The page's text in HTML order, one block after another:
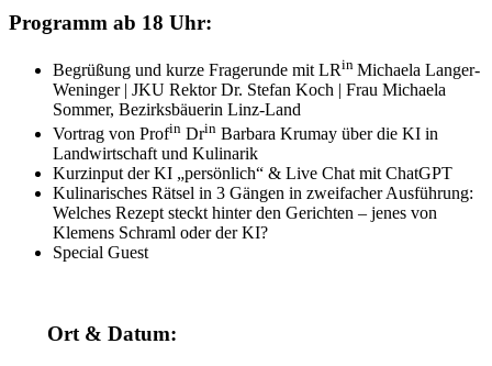
Programm ab 18 Uhr:
Begrüßung und kurze Fragerunde mit LRin Michaela Langer-
Weninger | JKU Rektor Dr. Stefan Koch | Frau Michaela
Sommer, Bezirksbäuerin Linz-Land
Vortrag von Profin Drin Barbara Krumay über die KI in
Landwirtschaft und Kulinarik
Kurzinput der KI „persönlich“ & Live Chat mit ChatGPT
Kulinarisches Rätsel in 3 Gängen in zweifacher Ausführung:
Welches Rezept steckt hinter den Gerichten – jenes von
Klemens Schraml oder der KI?
Special Guest
Ort & Datum: